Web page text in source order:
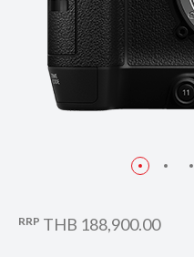
RRP THB 188,900.00